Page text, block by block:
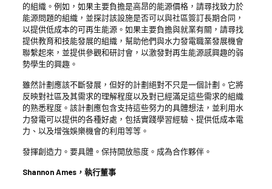
的組織。例如，如果主要負擔是高昂的能源價格，請尋找致力於
能源問題的組織，並探討該設施是否可以與社區簽訂長期合同，
以提供低成本的可再生能源。如果主要負擔與就業有關，請尋找
提供教育和技能發展的組織，幫助他們與水力發電職業發展機會
聯繫起來，並提供參觀和研討會，以激發對再生能源感興趣的弱
勢學生的興趣。
雖然計劃應該不斷發展，但好的計劃絕對不只是一個計劃。它將
反映對社區及其需求的理解程度以及對已經滿足這些需求的組織
的熟悉程度。該計劃應包含支持這些努力的具體想法，並利用水
力發電可以提供的各種好處，包括實踐學習經驗、提供低成本電
力、以及增強娛樂機會的利用等等。
發揮創造力。要具體。保持開放態度。成為合作夥伴。
Shannon Ames，執行董事